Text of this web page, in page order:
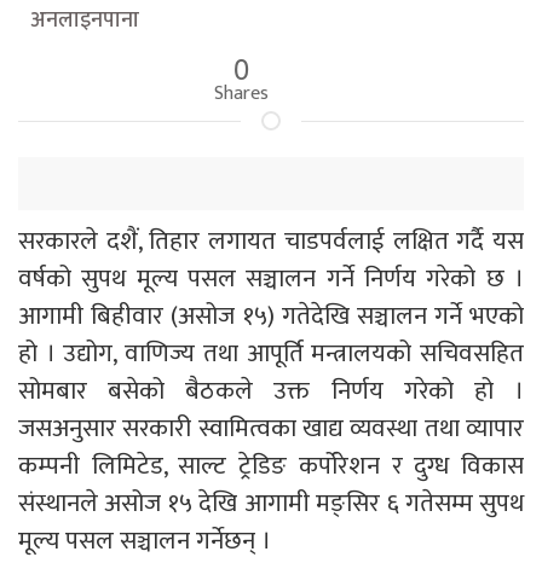
अनलाइनपाना
0
Shares
सरकारले दशैं, तिहार लगायत चाडपर्वलाई लक्षित गर्दै यस
वर्षको सुपथ मूल्य पसल सञ्चालन गर्ने निर्णय गरेको छ ।
आगामी बिहीवार (असोज १५) गतेदेखि सञ्चालन गर्ने भएको
हो । उद्योग, वाणिज्य तथा आपूर्ति मन्त्रालयको सचिवसहित
सोमबार बसेको बैठकले उक्त निर्णय गरेको हो ।
जसअनुसार सरकारी स्वामित्वका खाद्य व्यवस्था तथा व्यापार
कम्पनी लिमिटेड, साल्ट ट्रेडिङ कर्पोरेशन र दुग्ध विकास
संस्थानले असोज १५ देखि आगामी मङ्सिर ६ गतेसम्म सुपथ
मूल्य पसल सञ्चालन गर्नेछन् ।